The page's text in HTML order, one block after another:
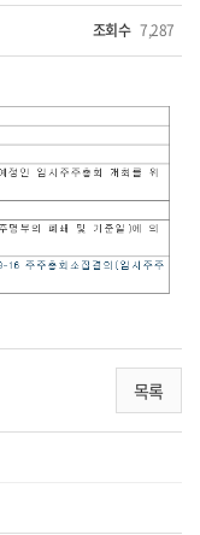
조회수 7,287
목록